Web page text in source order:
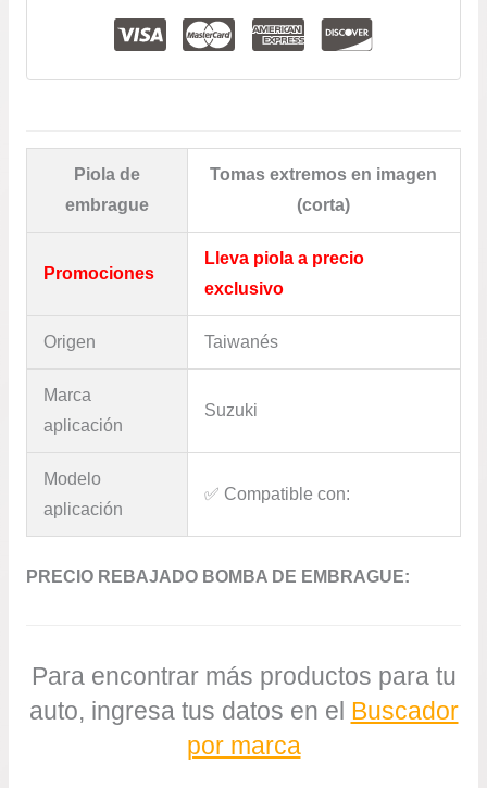
Piola de
embrague
Tomas extremos en imagen
(corta)
Promociones
Lleva piola a precio
exclusivo
Origen Taiwanés
Marca
aplicación
Suzuki
Modelo
aplicación
✅​ Compatible con:
PRECIO REBAJADO BOMBA DE EMBRAGUE:
Para encontrar más productos para tu
auto, ingresa tus datos en el Buscador
por marca